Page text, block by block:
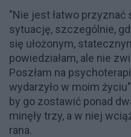
"Nie jest łatwo przyznać
sytuację, szczególnie,
się ułożonym,
powiedziałam, ale nie
Poszłam na
wydarzyło w moim
by go zostawić ponad
minęły trzy, a w niej
rana.